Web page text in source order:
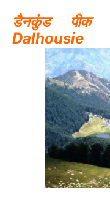
डैनकुंड पीक
Dalhousie